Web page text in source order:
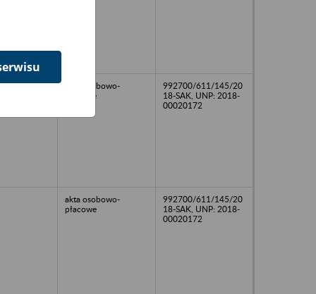
akta osobowo-
płacowe
992700/611/145/20
18-SAK, UNP: 2018-
00020172
akta osobowo-
płacowe
992700/611/145/20
18-SAK, UNP: 2018-
00020172